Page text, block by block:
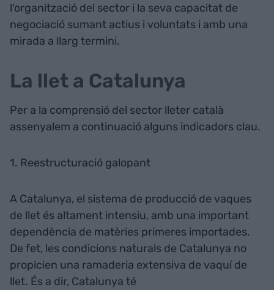
l'organització del sector i la seva capacitat de
negociació sumant actius i voluntats i amb una
mirada a llarg termini.
La llet a Catalunya
Per a la comprensió del sector lleter català
assenyalem a continuació alguns indicadors clau.
1. Reestructuració galopant
A Catalunya, el sistema de producció de vaques
de llet és altament intensiu, amb una important
dependència de matèries primeres importades.
De fet, les condicions naturals de Catalunya no
propicien una ramaderia extensiva de vaquí de
llet. És a dir, Catalunya té